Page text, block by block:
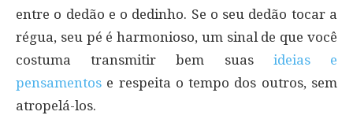
entre o dedão e o dedinho. Se o seu dedão tocar a
régua, seu pé é harmonioso, um sinal de que você
costuma transmitir bem suas ideias e
pensamentos e respeita o tempo dos outros, sem
atropelá-los.